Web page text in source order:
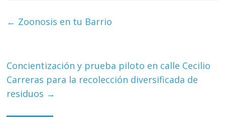
← Zoonosis en tu Barrio
Concientización y prueba piloto en calle Cecilio
Carreras para la recolección diversificada de
residuos →